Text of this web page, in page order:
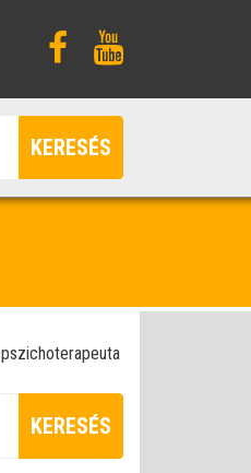
KERESÉS
pszichoterapeuta
KERESÉS